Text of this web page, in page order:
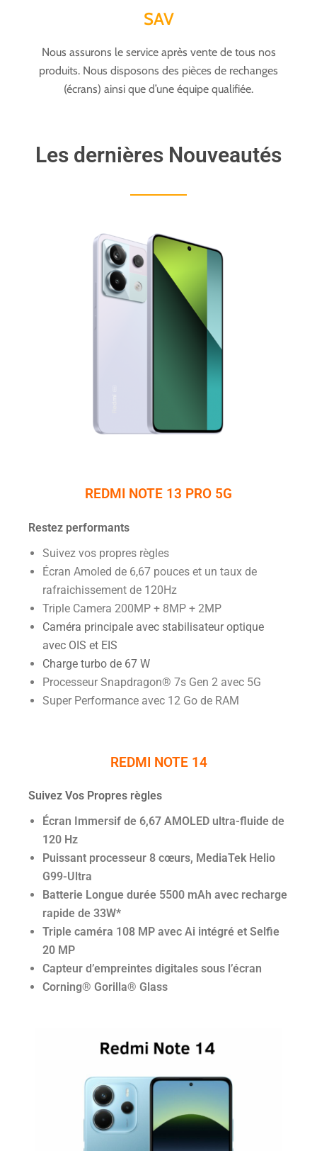
SAV
Nous assurons le service après vente de tous nos
produits. Nous disposons des pièces de rechanges
(écrans) ainsi que d’une équipe qualifiée.
Les dernières Nouveautés
REDMI NOTE 13 PRO 5G
Restez performants
Suivez vos propres règles
Écran Amoled de 6,67 pouces et un taux de
rafraichissement de 120Hz
Triple Camera 200MP + 8MP + 2MP
Caméra principale avec stabilisateur optique
avec OIS et EIS
Charge turbo de 67 W
Processeur Snapdragon® 7s Gen 2 avec 5G
Super Performance avec 12 Go de RAM
REDMI NOTE 14
Suivez Vos Propres règles
Écran Immersif de 6,67 AMOLED ultra-fluide de
120 Hz
Puissant processeur 8 cœurs, MediaTek Helio
G99-Ultra
Batterie Longue durée 5500 mAh avec recharge
rapide de 33W*
Triple caméra 108 MP avec Ai intégré et Selfie
20 MP
Capteur d’empreintes digitales sous l’écran
Corning® Gorilla® Glass